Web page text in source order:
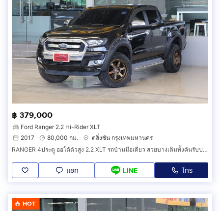
฿ 379,000
Ford Ranger 2.2 Hi-Rider XLT
2017
80,000 กม.
ตลิ่งชัน กรุงเทพมหานคร
RANGER 4ประตูุ ออโต้ตัวสูง 2.2 XLT รถบ้านมือเดียว สวยบางเดิมทั้งคันรับประกัน ไมล์น้อยเข้าศูนย์ ออกรถ0บาท
แชท LINE โทร
HOT